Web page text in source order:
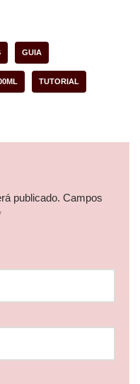
GUIA
TUTORIAL
publicado. Campos